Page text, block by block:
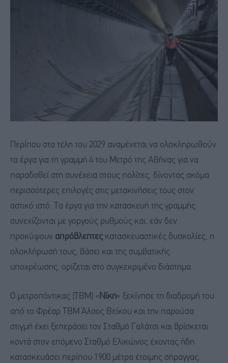
Περίπου στα τέλη του 2029 αναμένεται να ολοκληρωθούν
τα έργα για τη γραμμή 4 του Μετρό της Αθήνας για να
παραδοθεί στη συνέχεια στους πολίτες, δίνοντας ακόμα
περισσότερες επιλογές στις μετακινήσεις τους στον
αστικό ιστό. Τα έργα για την κατασκευή της γραμμής
συνεχίζονται με γοργούς ρυθμούς και, εάν δεν
προκύψουν απρόβλεπτες κατασκευαστικές δυσκολίες, η
ολοκλήρωσή τους, βάσει και της συμβατικής
υποχρέωσης, ορίζεται στο συγκεκριμένο διάστημα.
Ο μετροπόντικας (ΤΒΜ) « Νίκη» ξεκίνησε τη διαδρομή του
από το Φρέαρ ΤΒΜ Άλσος Βείκου και την παρούσα
στιγμή έχει ξεπεράσει τον Σταθμό Γαλάτσι και βρίσκεται
κοντά στον επόμενο Σταθμό Ελικώνος έχοντας ήδη
κατασκευάσει περίπου 1900 μέτρα έτοιμης σήραγγας.